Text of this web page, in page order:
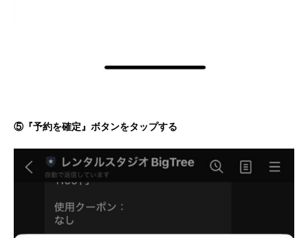
⑤『予約を確定』ボタンをタップする